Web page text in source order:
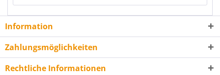
Information
Zahlungsmöglichkeiten
Rechtliche Informationen